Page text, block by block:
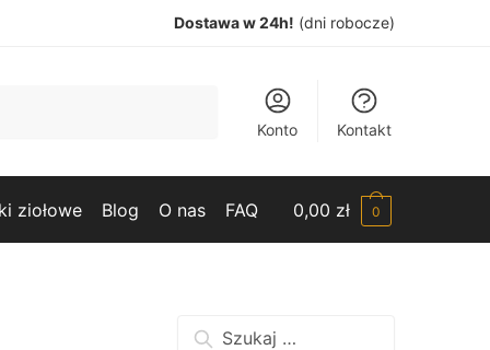
Dostawa w 24h! (dni robocze)
Konto Kontakt
ziołowe Blog O nas FAQ 0,00 zł 0
Szukaj: